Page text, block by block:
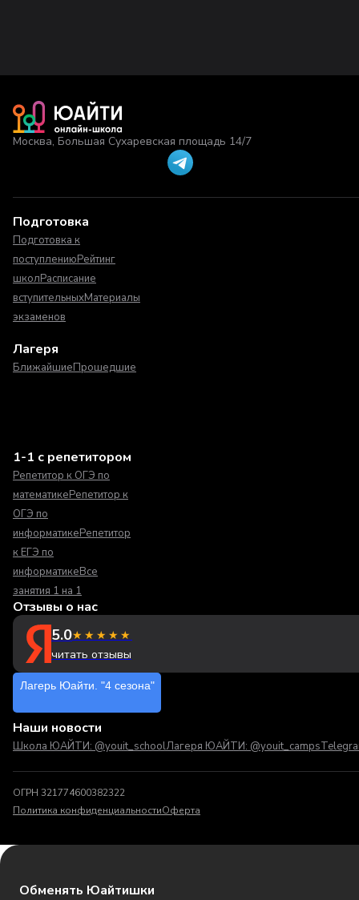
Москва, Большая Сухаревская площадь 14/7
Подготовка
Подготовка к
поступлениюРейтинг
школРасписание
вступительныхМатериалы
экзаменов
Лагеря
БлижайшиеПрошедшие
1-1 с репетитором
Репетитор к ОГЭ по
математикеРепетитор к
ОГЭ по
информатикеРепетитор
к ЕГЭ по
информатикеВсе
занятия 1 на 1
Отзывы о нас
5.0★★★★★
читать отзывы
Лагерь Юайти. "4 сезона"
Наши новости
Школа ЮАЙТИ: @youit_schoolЛагеря ЮАЙТИ: @youit_camps
ОГРН 321774600382322
Политика конфиденциальностиОферта
Обменять Юайтишки